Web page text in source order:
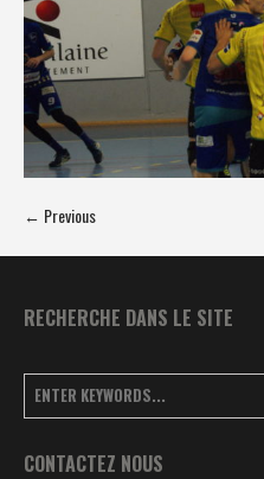
← Previous
RECHERCHE DANS LE SITE
CONTACTEZ NOUS